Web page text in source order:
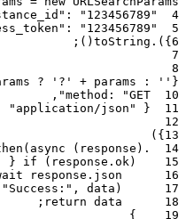
4
"instance_id"
: "123456789"
5
"access_token"
:
"123456789"
6
}
)
.
toString
(
)
;
7
8
? '?' + params : ''}`
10
method : "GET"
,
11
"application/json" }
12
13
}
)
14
.
( async ( response )
15
if ( response . ok )
{
16
response . json
17
"Success:" , data )
18
return data
;
19
}